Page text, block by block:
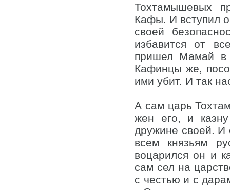
Тохтамышевых
Кафы. И вступил
своей
избавится от
пришел Мамай в
Кафинцы же,
ими убит. И так
А сам царь
жен его, и
дружине своей. И
всем князьям
воцарился он и
сам сел на
с честью и с